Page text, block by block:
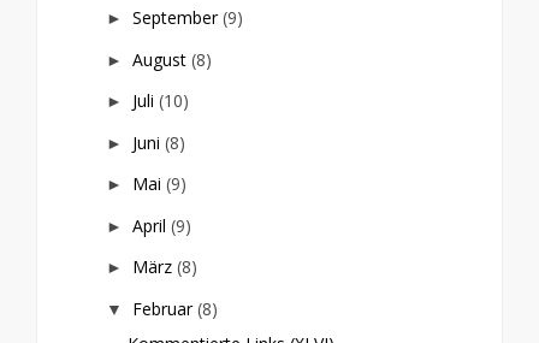
► September(9)
► August (8)
► Juli (10)
► Juni (8)
► Mai (9)
► April (9)
► März (8)
▼ Februar(8)